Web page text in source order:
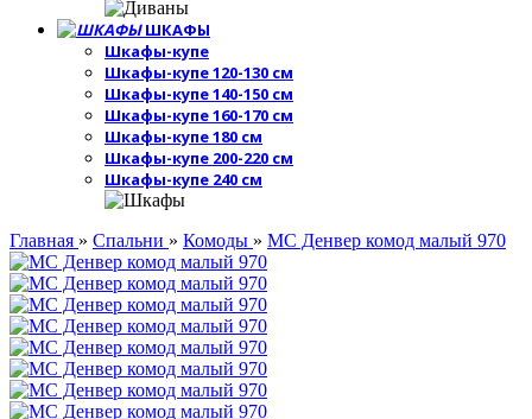
ШКАФЫ
Шкафы-купе
Шкафы-купе 120-130 см
Шкафы-купе 140-150 см
Шкафы-купе 160-170 см
Шкафы-купе 180 см
Шкафы-купе 200-220 см
Шкафы-купе 240 см
Главная » Спальни » Комоды » МС Денвер комод малый 970